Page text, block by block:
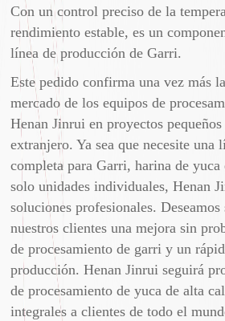
Con un control preciso de la
rendimiento estable, es un
línea de producción de Garri.
Este pedido confirma una vez más
mercado de los equipos de
Henan Jinrui en proyectos
extranjero. Ya sea que necesite una
completa para Garri, harina de
solo unidades individuales, Henan
soluciones profesionales. Deseamos
nuestros clientes una mejora sin
de procesamiento de garri y un
producción. Henan Jinrui seguirá
de procesamiento de yuca de alta
integrales a clientes de todo el